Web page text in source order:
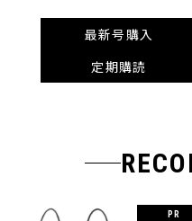
最新号購入
定期購読